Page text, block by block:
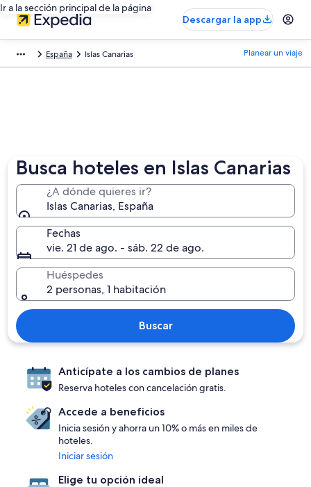
Ir a la sección principal de la página
Descargar la app
España Islas Canarias Planear un viaje
Busca hoteles en Islas Canarias
¿A dónde quieres ir?
Islas Canarias, España
Fechas
vie. 21 de ago. - sáb. 22 de ago.
Huéspedes
2 personas, 1 habitación
Buscar
Anticípate a los cambios de planes
Reserva hoteles con cancelación gratis.
Accede a beneficios
Inicia sesión y ahorra un 10% o más en miles de
hoteles.
Iniciar sesión
Elige tu opción ideal